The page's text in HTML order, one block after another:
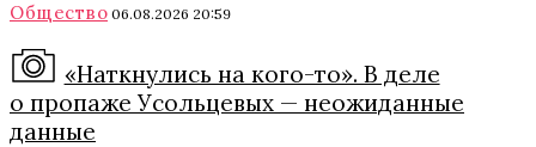
Общество 06.08.2026 20:59
«Наткнулись на кого-то». В деле
о пропаже Усольцевых — неожиданные
данные